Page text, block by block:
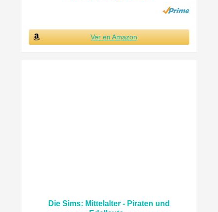
Ver en Amazon
Die Sims: Mittelalter - Piraten und